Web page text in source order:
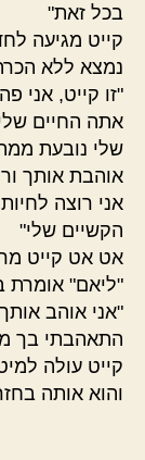
בכל זאת"
קייט מגיעה
נמצא ללא
"זו קייט, אני
אתה החיים
שלי נובעת
אוהבת אותך
אני רוצה
הקשיים שלי"
אט אט קייט
"ליאם" אומרת
"אני אוהב
התאהבתי בך
קייט עולה
והוא אותה